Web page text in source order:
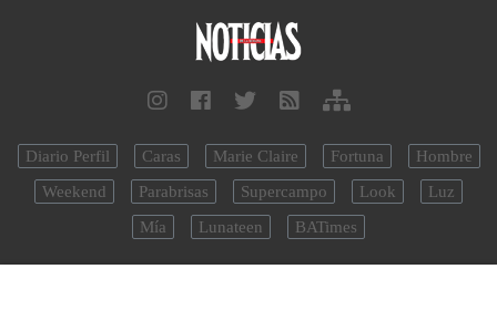
Diario Perfil Caras Marie Claire Fortuna
Hombre
Weekend
Parabrisas Supercampo Look
Luz
Mía
Lunateen BATimes